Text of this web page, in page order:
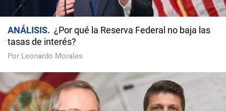
ANÁLISIS
¿Por qué la Reserva Federal no baja las
tasas de interés?
Por Leonardo Morales